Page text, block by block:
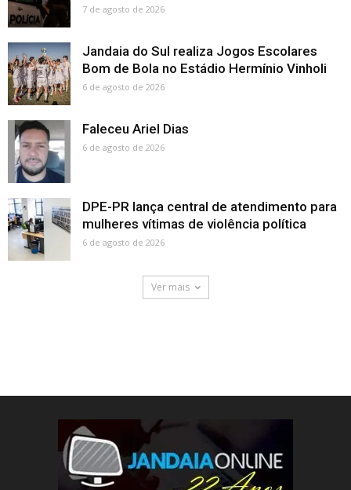
7 de agosto de 2026
Jandaia do Sul realiza Jogos Escolares
Bom de Bola no Estádio Hermínio Vinholi
6 de agosto de 2026
Faleceu Ariel Dias
6 de agosto de 2026
DPE-PR lança central de atendimento para
mulheres vítimas de violência política
6 de agosto de 2026
Ver mais